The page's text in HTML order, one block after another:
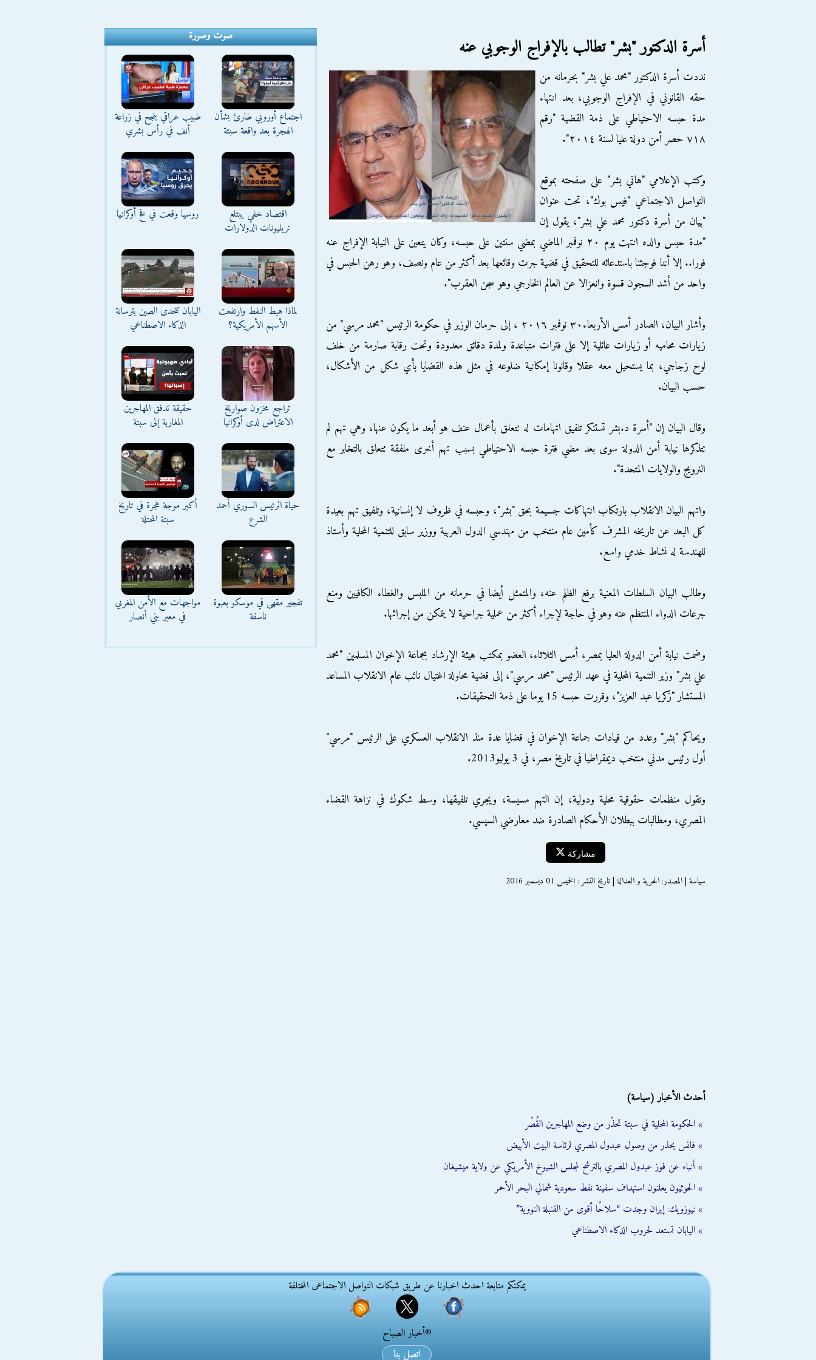
أسرة الدكتور "بشر" تطالب بالإفراج الوجوبي عنه
نددت أسرة الدكتور "محمد علي بشر" بحرمانه من
حقه القانوني في الإفراج الوجوبي، بعد انتهاء
مدة حبسه الاحتياطي على ذمة القضية "رقم
٧١٨ حصر أمن دولة عليا لسنة ٢٠١٤".
وكتب الإعلامي "هاني بشر" على صفحته بموقع
التواصل الاجتماعي "فيس بوك"، تحت عنوان
"بيان من أسرة دكتور محمد علي بشر"، يقول إن
"مدة حبس والده انتهت يوم ٢٠ نوفمبر الماضي بمضي سنتين على حبسه، وكان يتعين على النيابة الإفراج عنه
فورا.. إلا أننا فوجئنا باستدعائه للتحقيق في قضية جرت وقائعها بعد أكثر من عام ونصف، وهو رهن الحبس في
واحد من أشد السجون قسوة وانعزالا عن العالم الخارجي وهو سجن العقرب".
وأشار البيان، الصادر أمس الأربعاء٣٠ نوفمبر ٢٠١٦ ، إلى حرمان الوزير في حكومة الرئيس "محمد مرسي" من
زيارات محاميه أو زيارات عائلية إلا على فترات متباعدة ولمدة دقائق معدودة وتحت رقابة صارمة من خلف
لوح زجاجي، بما يستحيل معه عقلا وقانونا إمكانية ضلوعه في مثل هذه القضايا بأي شكل من الأشكال،
حسب البيان.
وقال البيان إن "أسرة د.بشر تستنكر تلفيق اتهامات له تتعلق بأعمال عنف هو أبعد ما يكون عنها، وهي تهم لم
تتذكرها نيابة أمن الدولة سوى بعد مضي فترة حبسه الاحتياطي بسبب تهم أخرى ملفقة تتعلق بالتخابر مع
النرويج والولايات المتحدة".
واتهم البيان الانقلاب بارتكاب انتهاكات جسيمة بحق "بشر"، وحبسه في ظروف لا إنسانية، وتلفيق تهم بعيدة
كل البعد عن تاريخه المشرف كأمين عام منتخب من مهندسي الدول العربية ووزير سابق للتنمية المحلية وأستاذ
للهندسة له نشاط خدمي واسع.
وطالب البيان السلطات المعنية برفع الظلم عنه، والمتمثل أيضا في حرمانه من الملبس والغطاء الكافيين ومنع
جرعات الدواء المنتظم عنه وهو في حاجة لإجراء أكثر من عملية جراحية لا يتمكن من إجرائها.
وضمت نيابة أمن الدولة العليا بمصر، أمس الثلاثاء، العضو بمكتب هيئة الإرشاد بجماعة الإخوان المسلمين "محمد
علي بشر" وزير التنمية المحلية في عهد الرئيس "محمد مرسي"، إلى قضية محاولة اغتيال نائب عام الانقلاب المساعد
المستشار "زكريا عبد العزيز"، وقررت حبسه 15 يوما على ذمة التحقيقات.
ويحاكم "بشر" وعدد من قيادات جماعة الإخوان في قضايا عدة منذ الانقلاب العسكري على الرئيس "مرسي"
أول رئيس مدني منتخب ديمقراطيا في تاريخ مصر، في 3 يوليو2013.
وتقول منظمات حقوقية محلية ودولية، إن التهم مسيسة، ويجري تلفيقها، وسط شكوك في نزاهة القضاء
المصري، ومطالبات ببطلان الأحكام الصادرة ضد معارضي السيسي.
مشاركة
سياسة | المصدر: الحرية و العدالة | تاريخ النشر : الخميس 01 ديسمبر 2016
أحدث الأخبار (سياسة)
» الحكومة المحلية في سبتة تحذّر من وضع المهاجرين القُصّر
» فانس يحذر من وصول عبدول المصري لرئاسة البيت الأبيض
» أنباء عن فوز عبدول المصري بالترشح لمجلس الشيوخ الأمريكي عن ولاية ميشيغان
» الحوثيون يعلنون استهداف سفينة نفط سعودية شمالي البحر الأحمر
» نيوزويك: إيران وجدت “سلاحًا أقوى من القنبلة النووية”
» اليابان تستعد لحروب الذكاء الاصطناعي
صوت وصورة
اجتماع أوروبي طارئ بشأن
الهجرة بعد واقعة سبتة
طبيب عراقي ينجح في زراعة
أنف في رأس بشري
اقتصاد خفي يبتلع
تريليونات الدولارات
روسيا وقعت في فخ أوكرانيا
لماذا هبط النفط وارتفعت
الأسهم الأمريكية؟
اليابان تتحدى الصين بترسانة
الذكاء الاصطناعي
تراجع مخزون صواريخ
الاعتراض لدى أوكرانيا
حقيقة تدفق المهاجرين
المغاربة إلى سبتة
حياة الرئيس السوري أحمد
الشرع
أكبر موجة هجرة في تاريخ
سبتة المحتلة
تفجير مقهى في موسكو بعبوة
ناسفة
مواجهات مع الأمن المغربي
في معبر بني أنصار
يمكنكم متابعة احدث اخبارنا عن طريق شبكات التواصل الاجتماعى المختلفة
®أخبار الصباح
اتصل بنا